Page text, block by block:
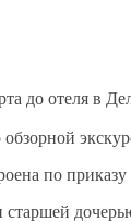
до отеля в
по
старшей